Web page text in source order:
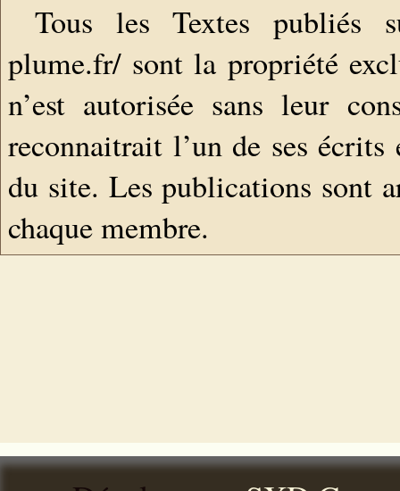
Tous les Textes publiés
plume.fr/ sont la propriété
n’est autorisée sans leur
reconnaitrait l’un de ses
du site. Les publications sont
chaque membre.